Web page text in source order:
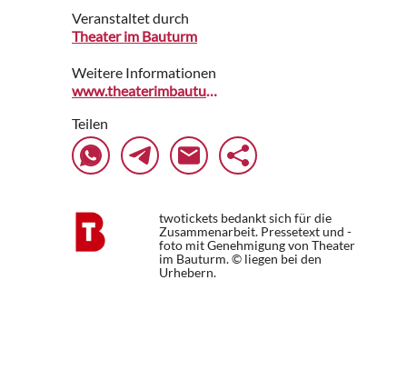
Veranstaltet durch
Theater im Bauturm
Weitere Informationen
www.theaterimbauturm.de
Teilen
twotickets bedankt sich für die
Zusammenarbeit. Pressetext und -
foto mit Genehmigung von Theater
im Bauturm. © liegen bei den
Urhebern.